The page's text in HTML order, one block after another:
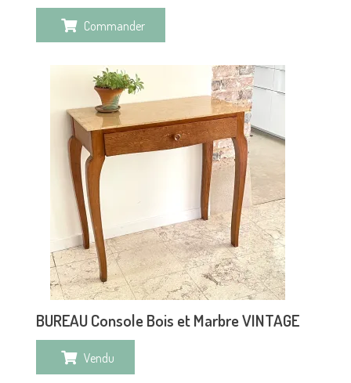
Commander
BUREAU Console Bois et Marbre VINTAGE
Vendu